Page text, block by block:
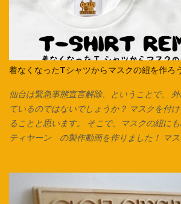
着なくなったTシャツからマスクの紐を作ろ
仙台は緊急事態宣言解除、ということで、
ているのではないでしょうか？ マスクを付
ることと思います。 そこで、マスクの紐に
ティヤーン の製作動画を作りました！ マス
うにそのまま裁断できます。 脇で縫い合わ